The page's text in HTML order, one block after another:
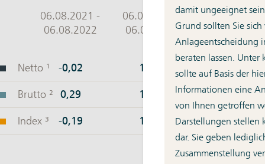
damit ungeeignet
Grund sollten Sie sich
Anlageentscheidung
beraten lassen. Unter
sollte auf Basis der
Informationen eine
von Ihnen getroffen
Darstellungen stellen
dar. Sie geben
Zusammenstellung